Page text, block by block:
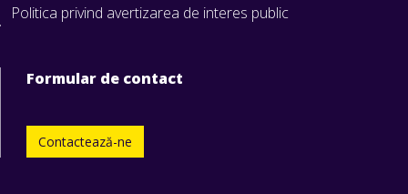
Politica privind avertizarea de interes public
Formular de contact
Contactează-ne